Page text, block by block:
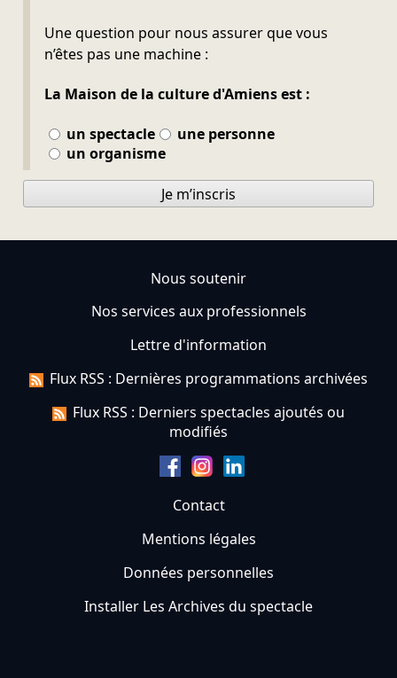
Une question pour nous assurer que vous
n’êtes pas une machine :
La Maison de la culture d'Amiens est :
un spectacle
une personne
un organisme
Ne pas remplir
Je m’inscris
Nous soutenir
Nos services aux professionnels
Lettre d'information
Flux RSS : Dernières programmations archivées
Flux RSS : Derniers spectacles ajoutés ou
modifiés
Contact
Mentions légales
Données personnelles
Installer Les Archives du spectacle